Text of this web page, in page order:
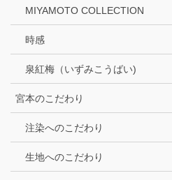
MIYAMOTO COLLECTION
時感
泉紅梅（いずみこうばい)
宮本のこだわり
注染へのこだわり
生地へのこだわり